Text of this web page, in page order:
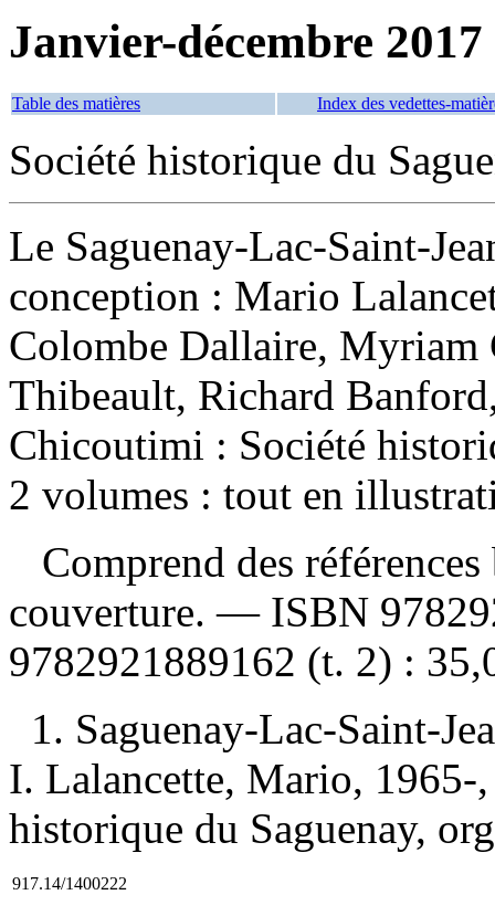
Janvier-décembre 2017
Table des matières Index des vedettes-
Société historique du
Le Saguenay-Lac-Saint-
conception : Mario
Colombe Dallaire, Myriam
Thibeault, Richard
Chicoutimi : Société
2 volumes : tout en
Comprend des
couverture. — ISBN
9782921889162 (t. 2) :
1. Saguenay-Lac-Saint-
I. Lalancette, Mario,
historique du Saguenay,
917.14/1400222